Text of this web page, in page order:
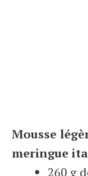
Mousse
meringue
260 g